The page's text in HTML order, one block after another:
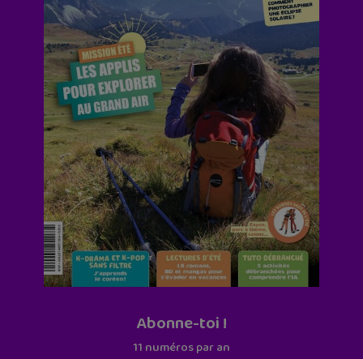
Abonne-toi !
11 numéros par an